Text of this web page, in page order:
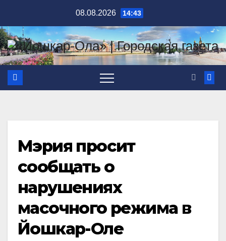
содержимому
08.08.2026 14:43
Мэрия просит
сообщать о
нарушениях
масочного режима в
Йошкар-Оле